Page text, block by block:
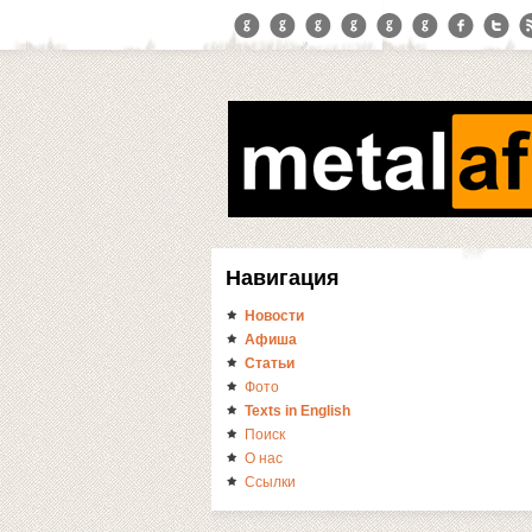
Навигация
Новости
Афиша
Статьи
Фото
Texts in English
Поиск
О нас
Ссылки